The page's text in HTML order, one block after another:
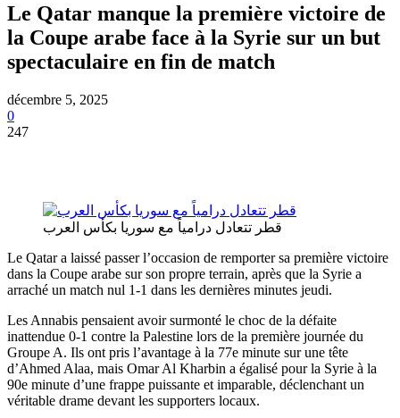
Le Qatar manque la première victoire de
la Coupe arabe face à la Syrie sur un but
spectaculaire en fin de match
décembre 5, 2025
0
247
قطر تتعادل درامياً مع سوريا بكأس العرب
Le Qatar a laissé passer l’occasion de remporter sa première victoire
dans la Coupe arabe sur son propre terrain, après que la Syrie a
arraché un match nul 1-1 dans les dernières minutes jeudi.
Les Annabis pensaient avoir surmonté le choc de la défaite
inattendue 0-1 contre la Palestine lors de la première journée du
Groupe A. Ils ont pris l’avantage à la 77e minute sur une tête
d’Ahmed Alaa, mais Omar Al Kharbin a égalisé pour la Syrie à la
90e minute d’une frappe puissante et imparable, déclenchant un
véritable drame devant les supporters locaux.